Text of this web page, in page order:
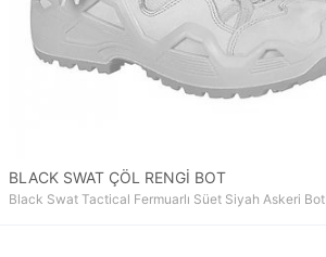
BLACK SWAT ÇÖL RENGİ BOT
Black Swat Tactical Fermuarlı Süet Siyah Askeri Bot